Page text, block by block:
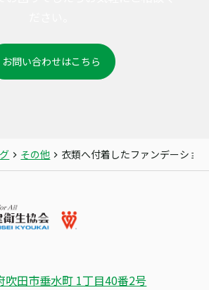
お問い合わせはこちら
その他 衣類へ付着したファンデーショ
吹田市垂水町 1丁目40番2号